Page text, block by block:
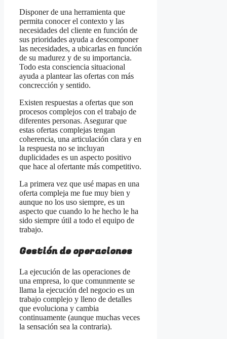
Disponer de una herramienta que
permita conocer el contexto y las
necesidades del cliente en función de
sus prioridades ayuda a descomponer
las necesidades, a ubicarlas en función
de su madurez y de su importancia.
Todo esta consciencia situacional
ayuda a plantear las ofertas con más
concrección y sentido.
Existen respuestas a ofertas que son
procesos complejos con el trabajo de
diferentes personas. Asegurar que
estas ofertas complejas tengan
coherencia, una articulación clara y en
la respuesta no se incluyan
duplicidades es un aspecto positivo
que hace al ofertante más competitivo.
La primera vez que usé mapas en una
oferta compleja me fue muy bien y
aunque no los uso siempre, es un
aspecto que cuando lo he hecho le ha
sido siempre útil a todo el equipo de
trabajo.
Gestión de operaciones
La ejecución de las operaciones de
una empresa, lo que comunmente se
llama la ejecución del negocio es un
trabajo complejo y lleno de detalles
que evoluciona y cambia
continuamente (aunque muchas veces
la sensación sea la contraria).